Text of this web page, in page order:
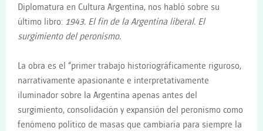
Diplomatura en Cultura Argentina, nos habló sobre su
último libro: 1943. El fin de la Argentina liberal. El
surgimiento del peronismo.
La obra es el “primer trabajo historiográficamente riguroso,
narrativamente apasionante e interpretativamente
iluminador sobre la Argentina apenas antes del
surgimiento, consolidación y expansión del peronismo como
fenómeno político de masas que cambiaría para siempre la